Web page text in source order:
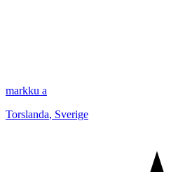
markku a
Torslanda, Sverige